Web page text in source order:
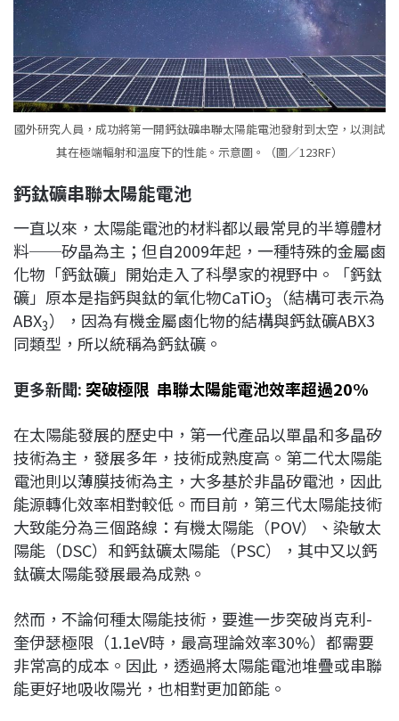
國外研究人員，成功將第一開鈣鈦礦串聯太陽能電池發射到太空，以測試
其在極端輻射和溫度下的性能。示意圖。（圖／123RF）
鈣鈦礦串聯太陽能電池
一直以來，太陽能電池的材料都以最常見的半導體材
料──矽晶為主；但自2009年起，一種特殊的金屬鹵
化物「鈣鈦礦」開始走入了科學家的視野中。「鈣鈦
礦」原本是指鈣與鈦的氧化物CaTiO3
（結構可表示為
ABX3），因為有機金屬鹵化物的結構與鈣鈦礦ABX3
同類型，所以統稱為鈣鈦礦。
更多新聞: 突破極限 串聯太陽能電池效率超過20%
在太陽能發展的歷史中，第一代產品以單晶和多晶矽
技術為主，發展多年，技術成熟度高。第二代太陽能
電池則以薄膜技術為主，大多基於非晶矽電池，因此
能源轉化效率相對較低。而目前，第三代太陽能技術
大致能分為三個路線：有機太陽能（POV）、染敏太
陽能（DSC）和鈣鈦礦太陽能（PSC），其中又以鈣
鈦礦太陽能發展最為成熟。
然而，不論何種太陽能技術，要進一步突破肖克利-
奎伊瑟極限（1.1eV時，最高理論效率30%）都需要
非常高的成本。因此，透過將太陽能電池堆疊或串聯
能更好地吸收陽光，也相對更加節能。